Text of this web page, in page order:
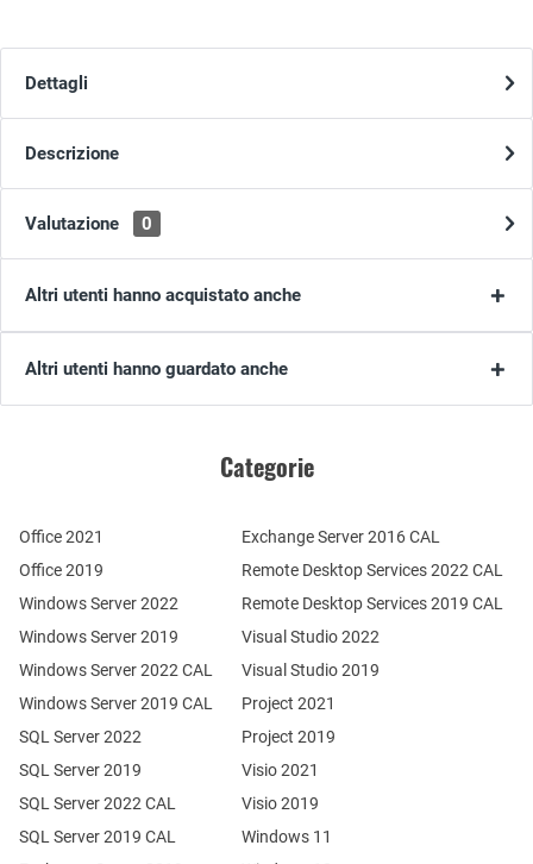
Dettagli
Descrizione
Valutazione 0
Altri utenti hanno acquistato anche
Altri utenti hanno guardato anche
Categorie
Office 2021
Office 2019
Windows Server 2022
Windows Server 2019
SQL Server 2022
SQL Server 2019
Windows Server 2022 CAL
Windows Server 2019 CAL
SQL Server 2022 CAL
SQL Server 2019 CAL
Remote Desktop Services 2022 CAL
Remote Desktop Services 2019 CAL
Exchange Server 2016 CAL
Visual Studio 2022
Visual Studio 2019
Project 2021
Project 2019
Visio 2021
Visio 2019
Windows 11